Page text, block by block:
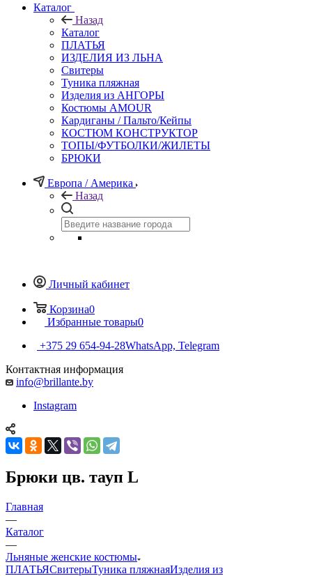
Каталог
Назад
Каталог
ПЛАТЬЯ
ИЗДЕЛИЯ ИЗ ЛЬНА
Свитеры
Туника пляжная
Изделия из АНГОРЫ
Костюмы AMOUR
Кардиганы / Пальто/Кейпы
КОСТЮМ КОНСТРУКТОР
ТОПЫ/ФУТБОЛКИ/ЖИЛЕТЫ
БРЮКИ
Европа / Америка
Назад
Личный кабинет
Корзина0
Избранные товары0
+375 29 654-94-28WhatsApp, Telegram
Контактная информация
info@brillante.by
Instagram
Брюки цв. тауп L
Главная
—
Каталог
—
Льняные женские костюмы
ПЛАТЬЯСвитерыТуника пляжнаяИзделия из